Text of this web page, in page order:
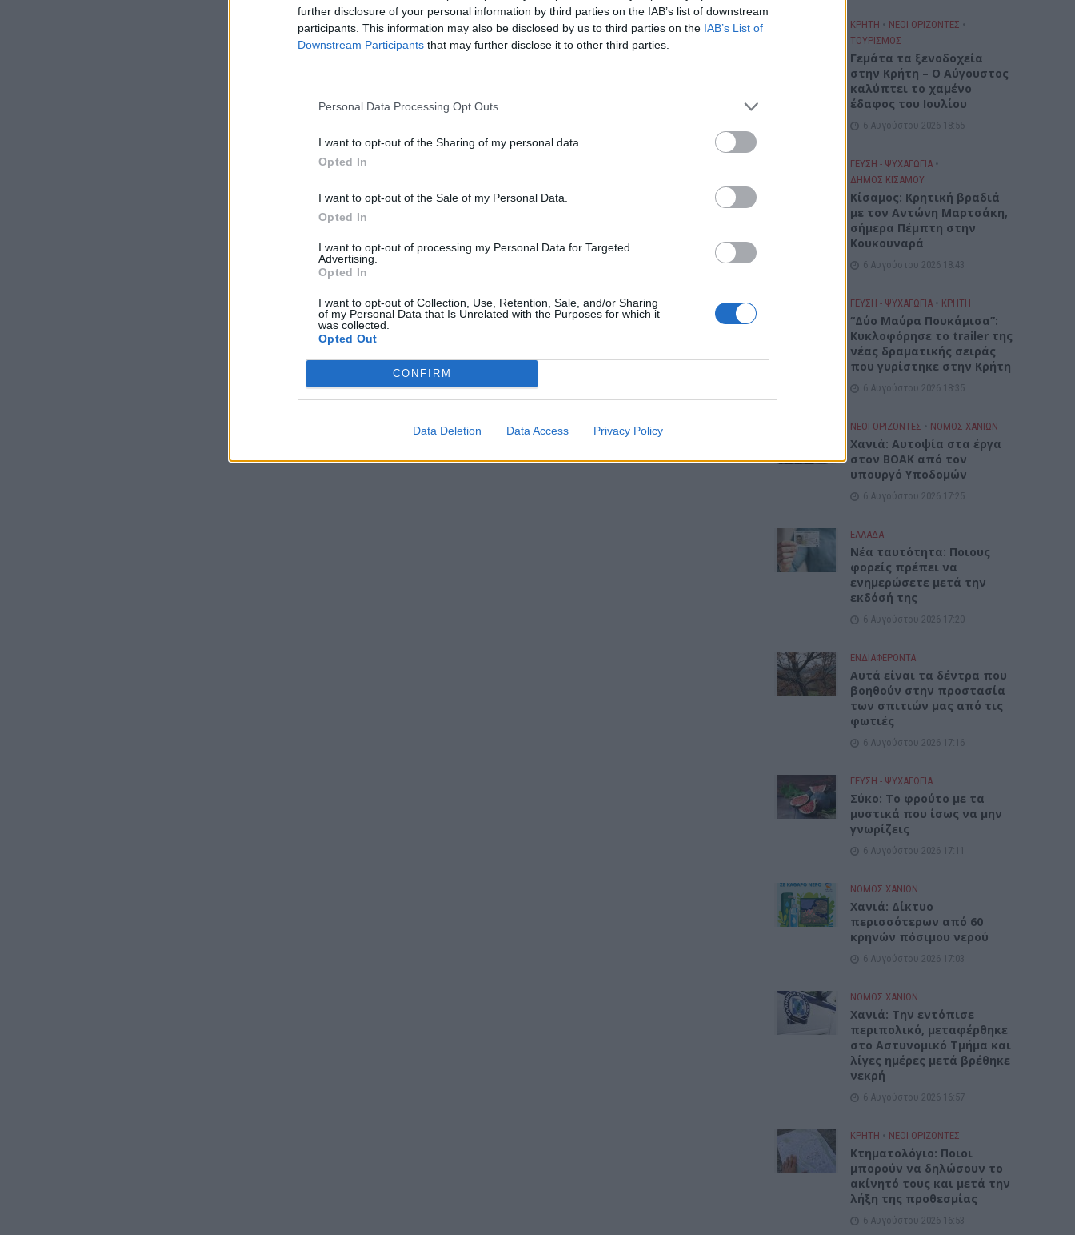
further disclosure of your personal information by third parties on the IAB’s list of downstream
participants. This information may also be disclosed by us to third parties on the IAB’s List of
Downstream Participants that may further disclose it to other third parties.
Personal Data Processing Opt Outs
I want to opt-out of the Sharing of my personal data.
Opted In
I want to opt-out of the Sale of my Personal Data.
Opted In
I want to opt-out of processing my Personal Data for Targeted
Advertising.
Opted In
I want to opt-out of Collection, Use, Retention, Sale, and/or Sharing
of my Personal Data that Is Unrelated with the Purposes for which it
was collected.
Opted Out
CONFIRM
Data Deletion Data Access Privacy Policy
ΚΡΗΤΗ • ΝΕΟΙ ΟΡΙΖΟΝΤΕΣ •
ΤΟΥΡΙΣΜΟΣ
Γεμάτα τα ξενοδοχεία
στην Κρήτη – Ο Αύγουστος
καλύπτει το χαμένο
έδαφος του Ιουλίου
6 Αυγούστου 2026 18:55
ΓΕΎΣΗ - ΨΥΧΑΓΩΓΊΑ •
ΔΉΜΟΣ ΚΙΣΆΜΟΥ
Kίσαμος: Κρητική βραδιά
με τον Αντώνη Μαρτσάκη,
σήμερα Πέμπτη στην
Κουκουναρά
6 Αυγούστου 2026 18:43
ΓΕΎΣΗ - ΨΥΧΑΓΩΓΊΑ • ΚΡΗΤΗ
“Δύο Μαύρα Πουκάμισα”:
Κυκλοφόρησε το trailer της
νέας δραματικής σειράς
που γυρίστηκε στην Κρήτη
6 Αυγούστου 2026 18:35
ΝΕΟΙ ΟΡΙΖΟΝΤΕΣ • ΝΟΜΌΣ ΧΑΝΊΩΝ
Χανιά: Αυτοψία στα έργα
στον ΒΟΑΚ από τον
υπουργό Υποδομών
6 Αυγούστου 2026 17:25
ΕΛΛΑΔΑ
Νέα ταυτότητα: Ποιους
φορείς πρέπει να
ενημερώσετε μετά την
εκδόσή της
6 Αυγούστου 2026 17:20
ΕΝΔΙΑΦΕΡΟΝΤΑ
Αυτά είναι τα δέντρα που
βοηθούν στην προστασία
των σπιτιών μας από τις
φωτιές
6 Αυγούστου 2026 17:16
ΓΕΎΣΗ - ΨΥΧΑΓΩΓΊΑ
Σύκο: Το φρούτο με τα
μυστικά που ίσως να μην
γνωρίζεις
6 Αυγούστου 2026 17:11
ΝΟΜΌΣ ΧΑΝΊΩΝ
Xανιά: Δίκτυο
περισσότερων από 60
κρηνών πόσιμου νερού
6 Αυγούστου 2026 17:03
ΝΟΜΌΣ ΧΑΝΊΩΝ
Χανιά: Την εντόπισε
περιπολικό, μεταφέρθηκε
στο Αστυνομικό Τμήμα και
λίγες ημέρες μετά βρέθηκε
νεκρή
6 Αυγούστου 2026 16:57
ΚΡΗΤΗ • ΝΕΟΙ ΟΡΙΖΟΝΤΕΣ
Κτηματολόγιο: Ποιοι
μπορούν να δηλώσουν το
ακίνητό τους και μετά την
λήξη της προθεσμίας
6 Αυγούστου 2026 16:53